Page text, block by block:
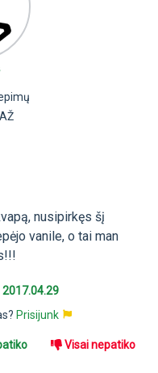
nusipirkęs šį
vanile, o tai man
2017.04.29
Prisijunk
Visai nepatiko